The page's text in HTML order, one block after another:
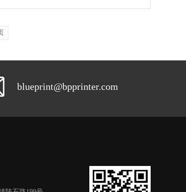
blueprint@bpprinter.com